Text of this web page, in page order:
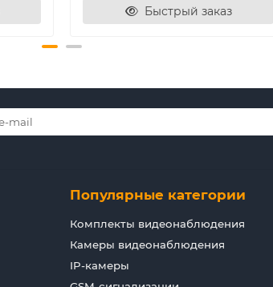
Быстрый заказ
Популярные категории
Комплекты видеонаблюдения
Камеры видеонаблюдения
IP-камеры